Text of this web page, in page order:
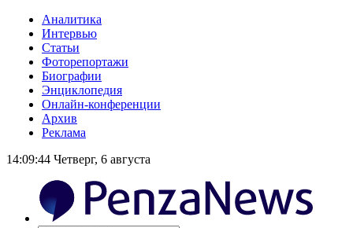
Аналитика
Интервью
Статьи
Фоторепортажи
Биографии
Энциклопедия
Онлайн-конференции
Архив
Реклама
14:09:45 Четверг, 6 августа